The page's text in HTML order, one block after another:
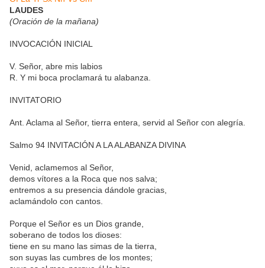
LAUDES
(Oración de la mañana)
INVOCACIÓN INICIAL
V. Señor, abre mis labios
R. Y mi boca proclamará tu alabanza.
INVITATORIO
Ant. Aclama al Señor, tierra entera, servid al Señor con alegría.
Salmo 94 INVITACIÓN A LA ALABANZA DIVINA
Venid, aclamemos al Señor,
demos vítores a la Roca que nos salva;
entremos a su presencia dándole gracias,
aclamándolo con cantos.
Porque el Señor es un Dios grande,
soberano de todos los dioses:
tiene en su mano las simas de la tierra,
son suyas las cumbres de los montes;